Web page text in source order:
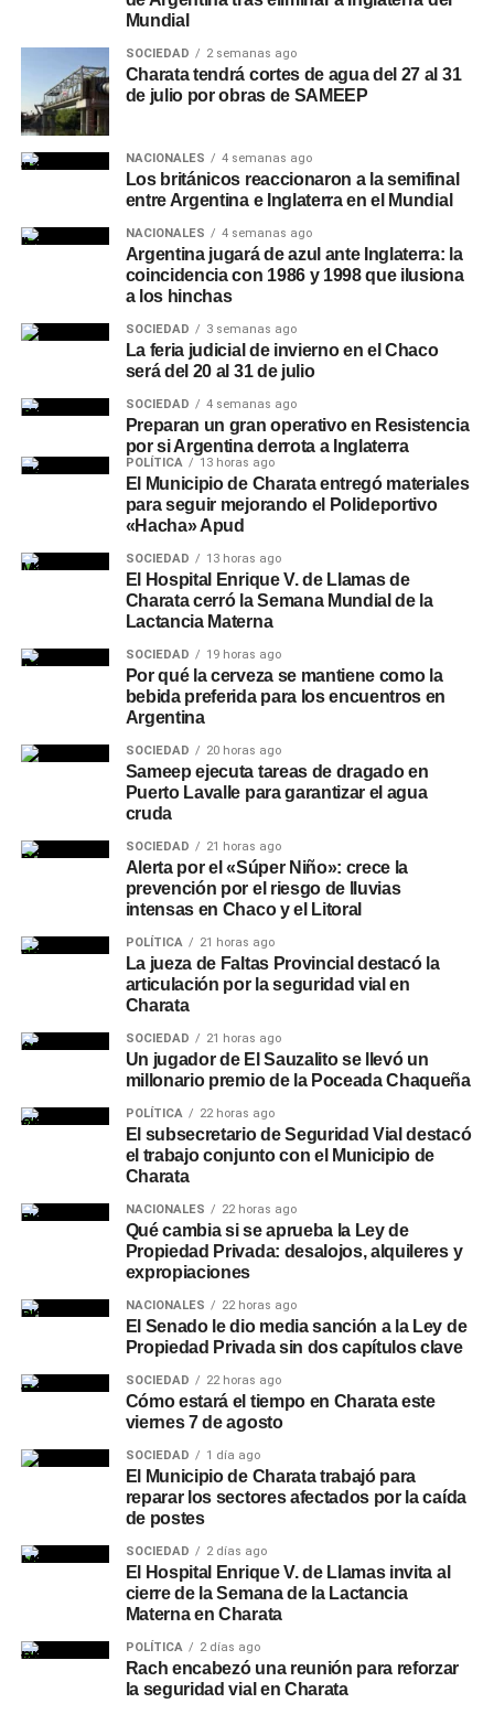
Mundial
SOCIEDAD 2 semanas ago
Charata tendrá cortes de agua del 27 al 31
de julio por obras de SAMEEP
NACIONALES 4 semanas ago
Los británicos reaccionaron a la semifinal
entre Argentina e Inglaterra en el Mundial
NACIONALES 4 semanas ago
Argentina jugará de azul ante Inglaterra: la
coincidencia con 1986 y 1998 que ilusiona
a los hinchas
SOCIEDAD 3 semanas ago
La feria judicial de invierno en el Chaco
será del 20 al 31 de julio
SOCIEDAD 4 semanas ago
Preparan un gran operativo en Resistencia
por si Argentina derrota a Inglaterra
POLÍTICA 13 horas ago
El Municipio de Charata entregó materiales
para seguir mejorando el Polideportivo
«Hacha» Apud
SOCIEDAD 13 horas ago
El Hospital Enrique V. de Llamas de
Charata cerró la Semana Mundial de la
Lactancia Materna
SOCIEDAD 19 horas ago
Por qué la cerveza se mantiene como la
bebida preferida para los encuentros en
Argentina
SOCIEDAD 20 horas ago
Sameep ejecuta tareas de dragado en
Puerto Lavalle para garantizar el agua
cruda
SOCIEDAD 21 horas ago
Alerta por el «Súper Niño»: crece la
prevención por el riesgo de lluvias
intensas en Chaco y el Litoral
POLÍTICA 21 horas ago
La jueza de Faltas Provincial destacó la
articulación por la seguridad vial en
Charata
SOCIEDAD 21 horas ago
Un jugador de El Sauzalito se llevó un
millonario premio de la Poceada Chaqueña
POLÍTICA 22 horas ago
El subsecretario de Seguridad Vial destacó
el trabajo conjunto con el Municipio de
Charata
NACIONALES 22 horas ago
Qué cambia si se aprueba la Ley de
Propiedad Privada: desalojos, alquileres y
expropiaciones
NACIONALES 22 horas ago
El Senado le dio media sanción a la Ley de
Propiedad Privada sin dos capítulos clave
SOCIEDAD 22 horas ago
Cómo estará el tiempo en Charata este
viernes 7 de agosto
SOCIEDAD 1 día ago
El Municipio de Charata trabajó para
reparar los sectores afectados por la caída
de postes
SOCIEDAD 2 días ago
El Hospital Enrique V. de Llamas invita al
cierre de la Semana de la Lactancia
Materna en Charata
POLÍTICA 2 días ago
Rach encabezó una reunión para reforzar
la seguridad vial en Charata